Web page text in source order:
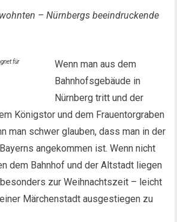
– Nürnbergs beeindruckende
Wenn man aus dem
Bahnhofsgebäude in
Nürnberg tritt und der
Königstor und dem Frauentorgraben
man schwer glauben, dass man in der
angekommen ist. Wenn nicht
dem Bahnhof und der Altstadt liegen
zur Weihnachtszeit – leicht
Märchenstadt ausgestiegen zu